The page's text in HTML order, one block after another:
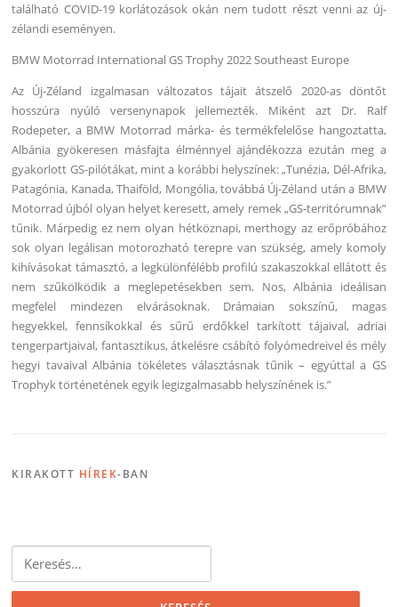
található COVID-19 korlátozások okán nem tudott részt venni az új-
zélandi eseményen.
BMW Motorrad International GS Trophy 2022 Southeast Europe
Az Új-Zéland izgalmasan változatos tájait átszelő 2020-as döntőt
hosszúra nyúló versenynapok jellemezték. Miként azt Dr. Ralf
Rodepeter, a BMW Motorrad márka- és termékfelelőse hangoztatta,
Albánia gyökeresen másfajta élménnyel ajándékozza ezután meg a
gyakorlott GS-pilótákat, mint a korábbi helyszínek: „Tunézia, Dél-Afrika,
Patagónia, Kanada, Thaiföld, Mongólia, továbbá Új-Zéland után a BMW
Motorrad újból olyan helyet keresett, amely remek „GS-territórumnak”
tűnik. Márpedig ez nem olyan hétköznapi, merthogy az erőpróbához
sok olyan legálisan motorozható terepre van szükség, amely komoly
kihívásokat támasztó, a legkülönfélébb profilú szakaszokkal ellátott és
nem szűkölködik a meglepetésekben sem. Nos, Albánia ideálisan
megfelel mindezen elvárásoknak. Drámaian sokszínű, magas
hegyekkel, fennsíkokkal és sűrű erdőkkel tarkított tájaival, adriai
tengerpartjaival, fantasztikus, átkelésre csábító folyómedreivel és mély
hegyi tavaival Albánia tökéletes választásnak tűnik – egyúttal a GS
Trophyk történetének egyik legizgalmasabb helyszínének is.”
KIRAKOTT HÍREK-BAN